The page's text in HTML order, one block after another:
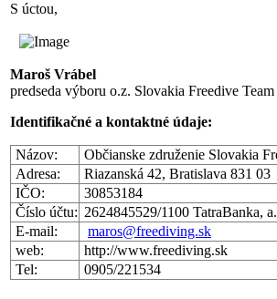
S úctou,
Maroš Vrábel
predseda výboru o.z. Slovakia Freedive Team
Identifikačné a kontaktné údaje:
Názov:
Občianske združenie Slovakia
Adresa:
Riazanská 42, Bratislava 831 03
IČO:
30853184
Číslo účtu: 2624845529/1100 TatraBanka,
E-mail:
maros@freediving.sk
web:
http://www.freediving.sk
Tel:
0905/221534